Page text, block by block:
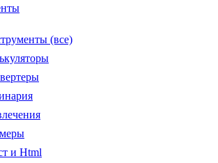
(все)
и Html